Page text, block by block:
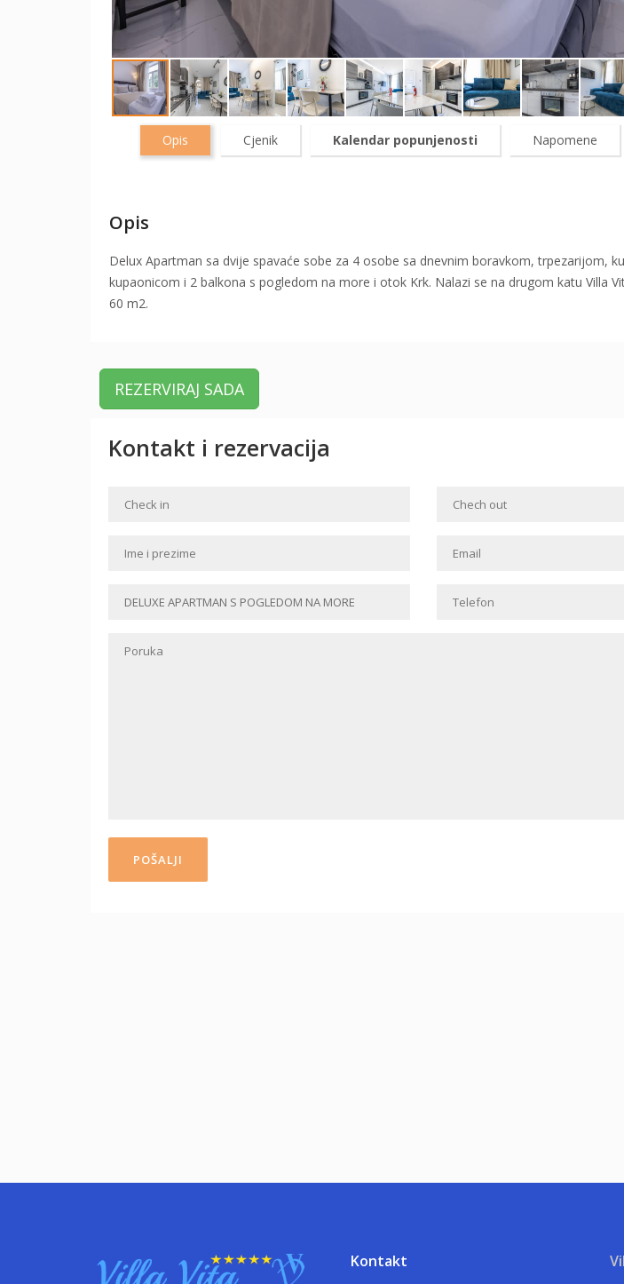
Opis Cjenik Kalendar popunjenosti Napomene
Opis
Delux Apartman sa dvije spavaće sobe za 4 osobe sa dnevnim boravkom, trpezarijom,
kupaonicom i 2 balkona s pogledom na more i otok Krk. Nalazi se na drugom katu Villa
60 m2.
REZERVIRAJ SADA
Kontakt i rezervacija
Kontakt